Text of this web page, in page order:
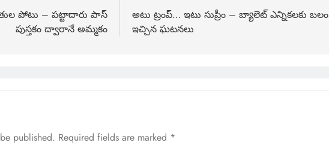
పోటు – పట్టాదారు పాస్
పుస్తకం ద్వారానే అమ్మకం
అటు ట్రంప్… ఇటు సుప్రీం – బ్యాలెట్ ఎన్నికలకు బలం
ఇచ్చిన ఘటనలు
published. Required fields are marked *